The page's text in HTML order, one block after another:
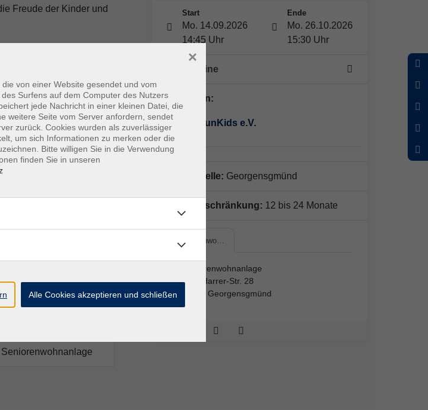
Freude der Kinder und
und Kind) angeben.
Seniorenwohnanlage
Seniorenwohnanlage
Seniorenwohnanlage
Start
Mo. 14.09.2026
14:45 Uhr
Ende
Mo. 26.10.2026
15:30 Uhr
7 x Termine
Dozent*in:
Sport&FunKids e.V.
Außenstelle: Georgensgmünd
Altersbeschränkung: 12 bis 24 Monate
Seniorenwo…
Seniorenwohnanlage
Egid-Harrer-Str. 28
91166 Georgensgmünd
von einer Website gesendet und vom
Surfens auf dem Computer des Nutzers
jede Nachricht in einer kleinen Datei, die
weitere Seite vom Server anfordern, sendet
zurück. Cookies wurden als zuverlässiger
um sich Informationen zu merken oder die
Bitte willigen Sie in die Verwendung
finden Sie in unseren
×
Alle Cookies akzeptieren und schließen